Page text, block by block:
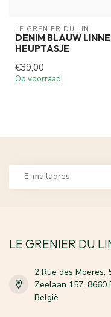
LE GRENIER DU LIN
DENIM BLAUW
HEUPTASJE
€39,00
Op voorraad
LE GRENIER DU
2 Rue des Moeres,
Zeelaan 157, 8660
België